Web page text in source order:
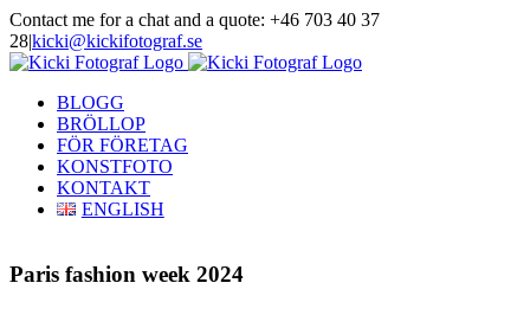
Skip
to
content
Contact me for a chat and a quote: +46 703 40 37
28|kicki@kickifotograf.se
Instagram
Facebook
BLOGG
BRÖLLOP
FÖR FÖRETAG
KONSTFOTO
KONTAKT
ENGLISH
Paris fashion week 2024